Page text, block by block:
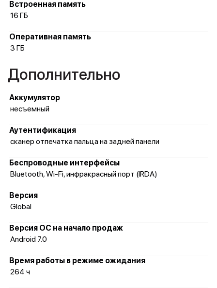
Встроенная память
16 ГБ
Оперативная память
3 ГБ
Дополнительно
Аккумулятор
несъемный
Аутентификация
сканер отпечатка пальца на задней панели
Беспроводные интерфейсы
Bluetooth, Wi-Fi, инфракрасный порт (IRDA)
Версия
Global
Версия ОС на начало продаж
Android 7.0
Время работы в режиме ожидания
264 ч